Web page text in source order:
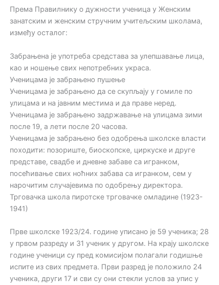
Према Правилнику о дужности ученица у Женским
занатским и женским стручним учитељским школама,
између осталог:
Забрањена је употреба средстава за улепшавање лица,
као и ношење свих непотребних украса.
Ученицама је забрањено пушење
Ученицама је забрањено да се скупљају у гомиле по
улицама и на јавним местима и да праве неред.
Ученицама је забрањено задржавање на улицама зими
после 19, а лети после 20 часова.
Ученицама је забрањено без одобрења школске власти
походити: позориште, биоскопске, циркуске и друге
представе, свадбе и дневне забаве са игранком,
посећивање свих ноћних забава са игранком, сем у
нарочитим случајевима по одобрењу директора.
Трговачка школа пиротске трговачке омладине (1923-
1941)
Прве школске 1923/24. године уписано је 59 ученика; 28
у првом разреду и 31 ученик у другом. На крају школске
године ученици су пред комисијом полагали годишње
испите из свих предмета. Први разред је положило 24
ученика, други 17 и сви су они стекли услов за упис у